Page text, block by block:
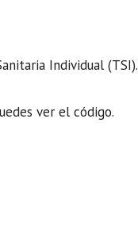
Individual (TSI).
ver el código.